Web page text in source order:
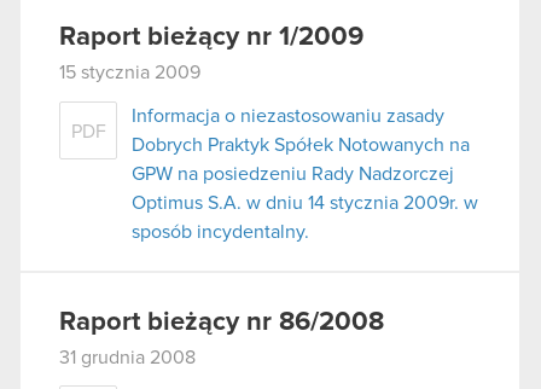
Raport bieżący nr 1/2009
15 stycznia 2009
PDF
Informacja o niezastosowaniu zasady
Dobrych Praktyk Spółek Notowanych na
GPW na posiedzeniu Rady Nadzorczej
Optimus S.A. w dniu 14 stycznia 2009r. w
sposób incydentalny.
Raport bieżący nr 86/2008
31 grudnia 2008